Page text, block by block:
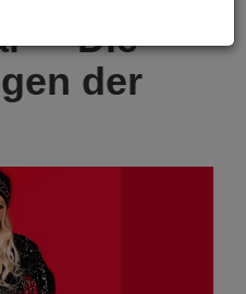
- "Die
der